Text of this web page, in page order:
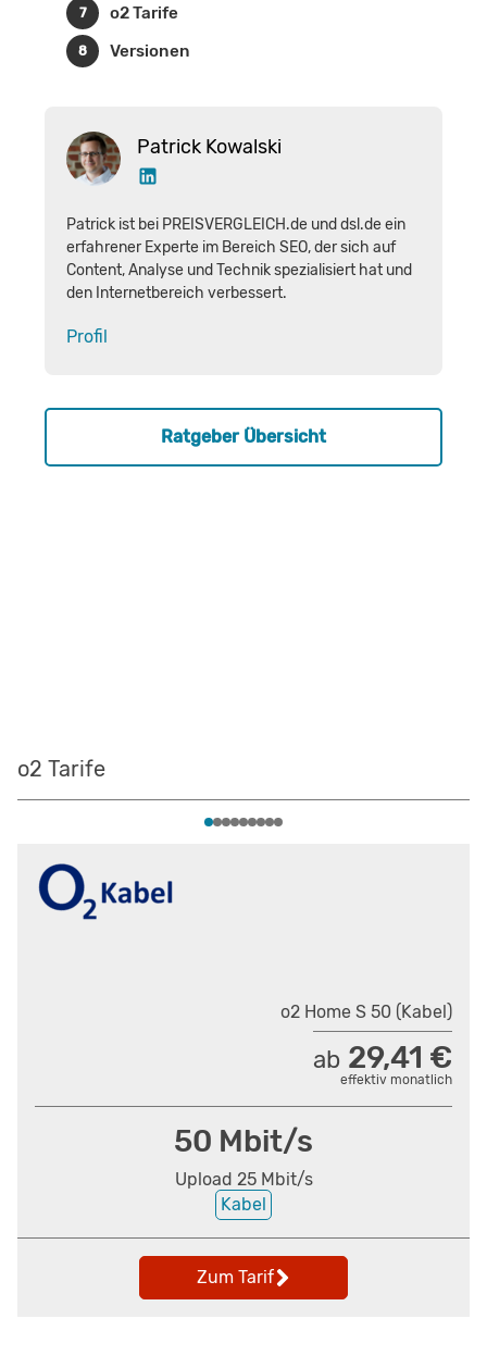
o2 Tarife
Versionen
Patrick Kowalski
Patrick ist bei PREISVERGLEICH.de und dsl.de ein
erfahrener Experte im Bereich SEO, der sich auf
Content, Analyse und Technik spezialisiert hat und
den Internetbereich verbessert.
Profil
Ratgeber Übersicht
o2 Tarife
o2 Home S 50 (Kabel)
ab 29,41 €
effektiv monatlich
50 Mbit/s
Upload 25 Mbit/s
Kabel
Zum Tarif